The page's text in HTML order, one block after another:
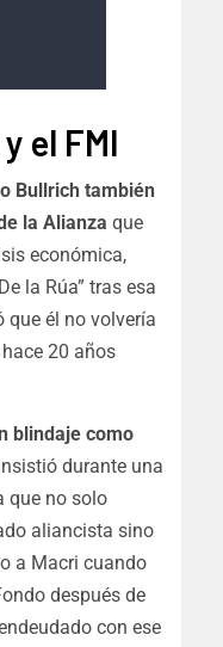
el FMI
Bullrich también
la Alianza que
económica,
la Rúa” tras esa
que él no volvería
20 años
blindaje como
durante una
que no solo
aliancista sino
a Macri cuando
después de
con ese